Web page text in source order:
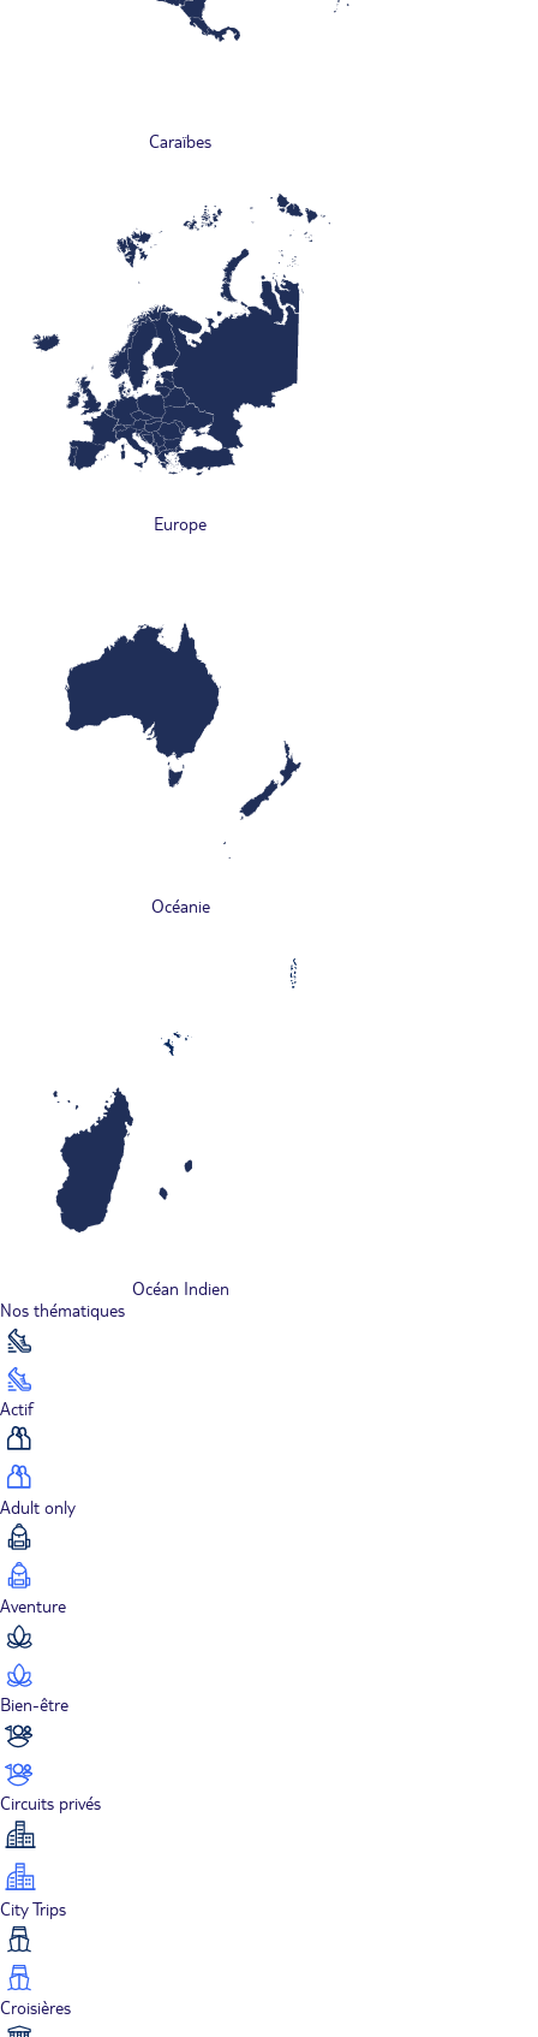
Caraïbes
Europe
Océanie
Océan Indien
Nos thématiques
Actif
Adult only
Aventure
Bien-être
Circuits privés
City Trips
Croisières